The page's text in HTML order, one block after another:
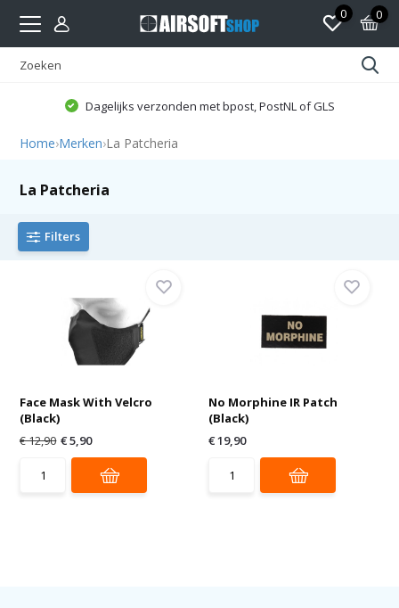
0 0
Dagelijks verzonden met bpost, PostNL of GLS
Home›Merken›La Patcheria
La Patcheria
Filters
Face Mask With Velcro
(Black)
€ 12,90 € 5,90
No Morphine IR Patch
(Black)
€ 19,90